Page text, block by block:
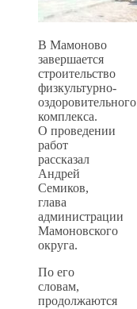
В Мамоново
завершается
строительство
физкультурно-
оздоровительного
комплекса.
О проведении
работ
рассказал
Андрей
Семиков,
глава
администрации
Мамоновского
округа.
По его
словам,
продолжаются